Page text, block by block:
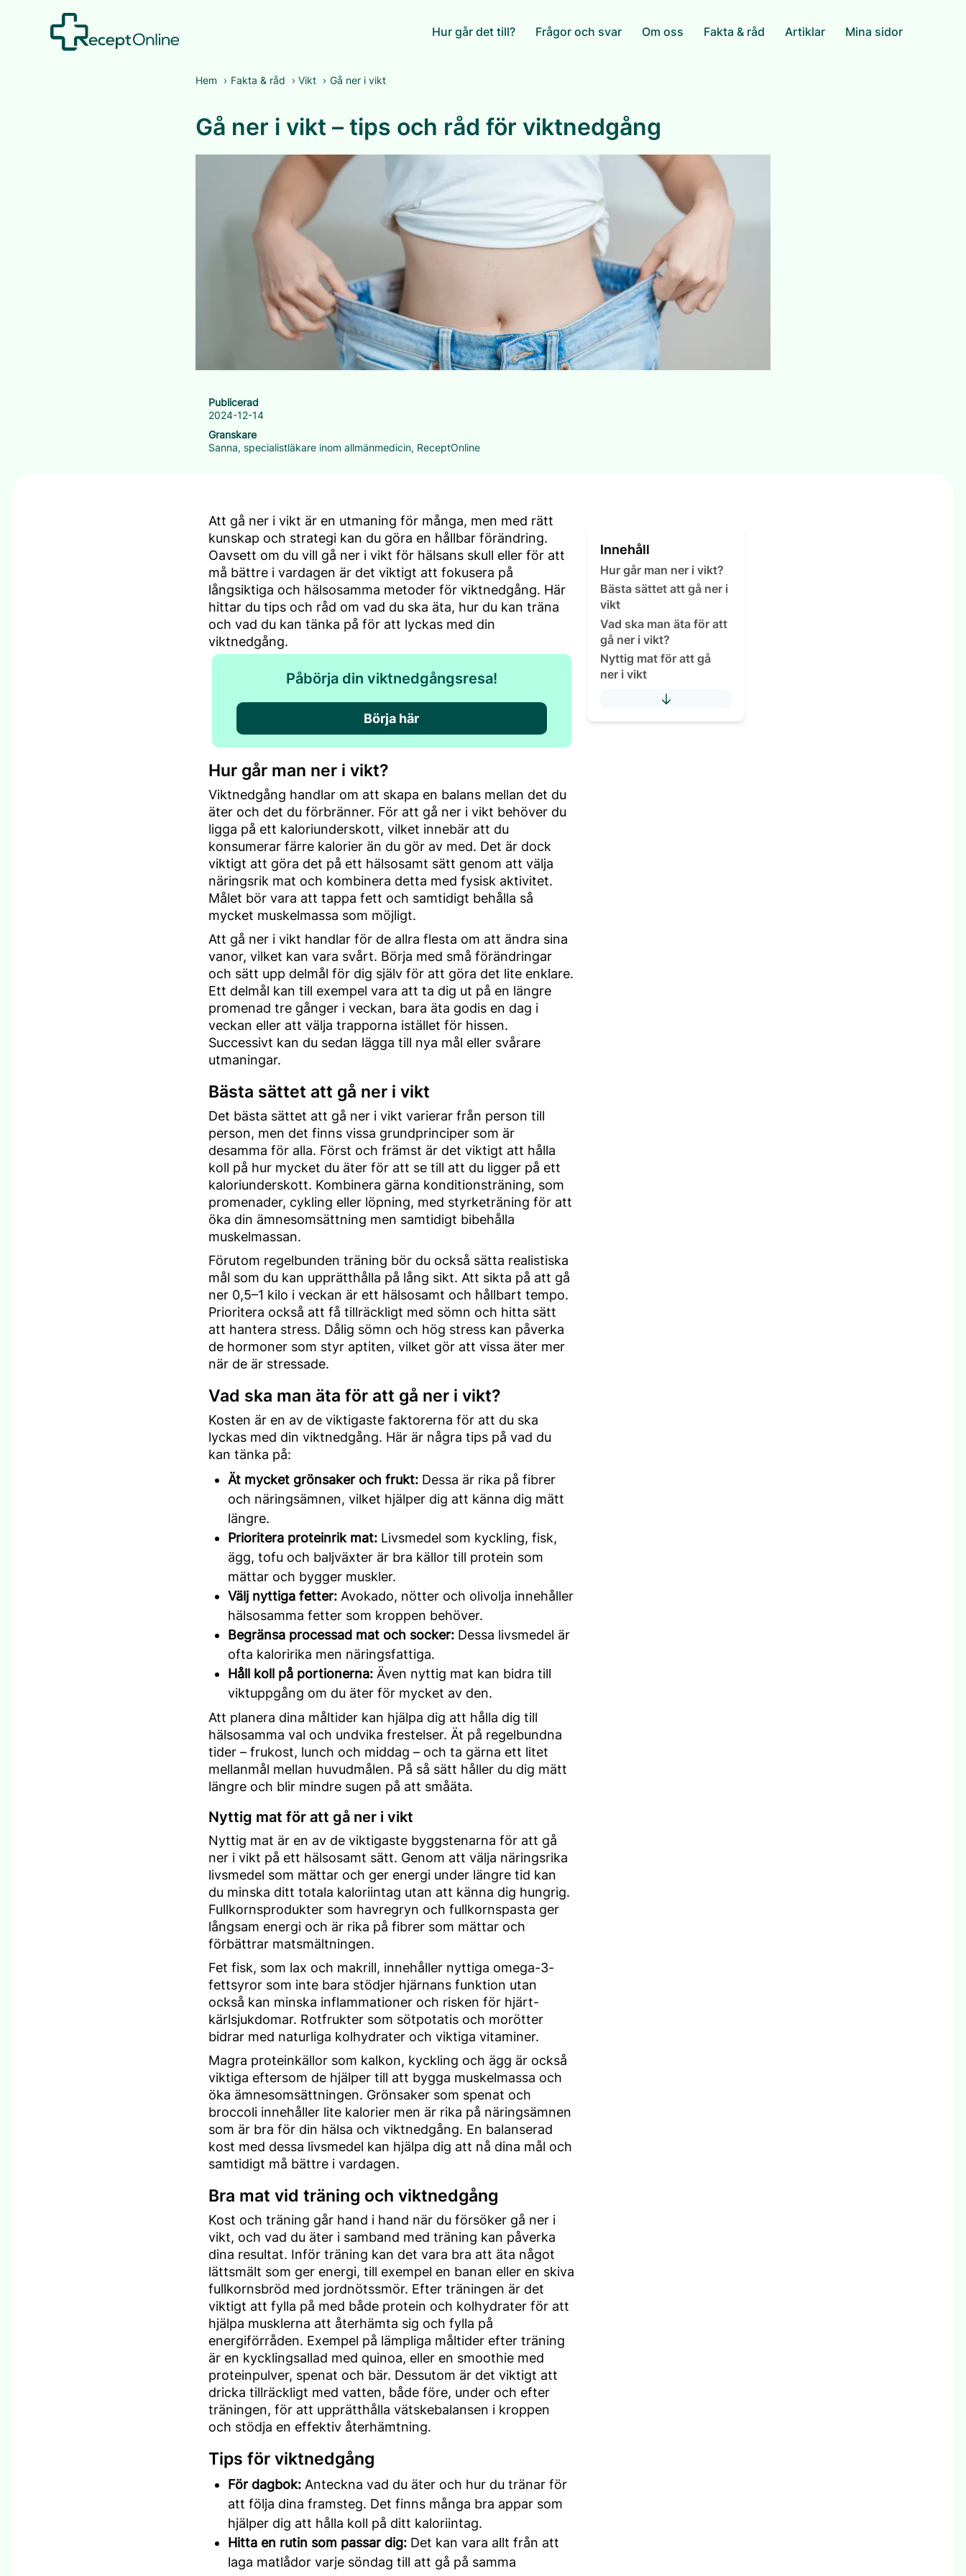
Hur går det till? Frågor och svar Om oss Fakta & råd Artiklar Mina sidor
Hem › Fakta & råd › Vikt › Gå ner i vikt
Gå ner i vikt – tips och råd för viktnedgång
Publicerad
2024-12-14
Granskare
Sanna, specialistläkare inom allmänmedicin, ReceptOnline
Innehåll
Hur går man ner i vikt?
Bästa sättet att gå ner i
vikt
Vad ska man äta för att
gå ner i vikt?
Nyttig mat för att gå
ner i vikt
Att gå ner i vikt är en utmaning för många, men med rätt
kunskap och strategi kan du göra en hållbar förändring.
Oavsett om du vill gå ner i vikt för hälsans skull eller för att
må bättre i vardagen är det viktigt att fokusera på
långsiktiga och hälsosamma metoder för viktnedgång. Här
hittar du tips och råd om vad du ska äta, hur du kan träna
och vad du kan tänka på för att lyckas med din
viktnedgång.
Påbörja din viktnedgångsresa!
Börja här
Hur går man ner i vikt?
Viktnedgång handlar om att skapa en balans mellan det du
äter och det du förbränner. För att gå ner i vikt behöver du
ligga på ett kaloriunderskott, vilket innebär att du
konsumerar färre kalorier än du gör av med. Det är dock
viktigt att göra det på ett hälsosamt sätt genom att välja
näringsrik mat och kombinera detta med fysisk aktivitet.
Målet bör vara att tappa fett och samtidigt behålla så
mycket muskelmassa som möjligt.
Att gå ner i vikt handlar för de allra flesta om att ändra sina
vanor, vilket kan vara svårt. Börja med små förändringar
och sätt upp delmål för dig själv för att göra det lite enklare.
Ett delmål kan till exempel vara att ta dig ut på en längre
promenad tre gånger i veckan, bara äta godis en dag i
veckan eller att välja trapporna istället för hissen.
Successivt kan du sedan lägga till nya mål eller svårare
utmaningar.
Bästa sättet att gå ner i vikt
Det bästa sättet att gå ner i vikt varierar från person till
person, men det finns vissa grundprinciper som är
desamma för alla. Först och främst är det viktigt att hålla
koll på hur mycket du äter för att se till att du ligger på ett
kaloriunderskott. Kombinera gärna konditionsträning, som
promenader, cykling eller löpning, med styrketräning för att
öka din ämnesomsättning men samtidigt bibehålla
muskelmassan.
Förutom regelbunden träning bör du också sätta realistiska
mål som du kan upprätthålla på lång sikt. Att sikta på att gå
ner 0,5–1 kilo i veckan är ett hälsosamt och hållbart tempo.
Prioritera också att få tillräckligt med sömn och hitta sätt
att hantera stress. Dålig sömn och hög stress kan påverka
de hormoner som styr aptiten, vilket gör att vissa äter mer
när de är stressade.
Vad ska man äta för att gå ner i vikt?
Kosten är en av de viktigaste faktorerna för att du ska
lyckas med din viktnedgång. Här är några tips på vad du
kan tänka på:
Ät mycket grönsaker och frukt: Dessa är rika på fibrer
och näringsämnen, vilket hjälper dig att känna dig mätt
längre.
Prioritera proteinrik mat: Livsmedel som kyckling, fisk,
ägg, tofu och baljväxter är bra källor till protein som
mättar och bygger muskler.
Välj nyttiga fetter: Avokado, nötter och olivolja innehåller
hälsosamma fetter som kroppen behöver.
Begränsa processad mat och socker: Dessa livsmedel är
ofta kaloririka men näringsfattiga.
Håll koll på portionerna: Även nyttig mat kan bidra till
viktuppgång om du äter för mycket av den.
Att planera dina måltider kan hjälpa dig att hålla dig till
hälsosamma val och undvika frestelser. Ät på regelbundna
tider – frukost, lunch och middag – och ta gärna ett litet
mellanmål mellan huvudmålen. På så sätt håller du dig mätt
längre och blir mindre sugen på att småäta.
Nyttig mat för att gå ner i vikt
Nyttig mat är en av de viktigaste byggstenarna för att gå
ner i vikt på ett hälsosamt sätt. Genom att välja näringsrika
livsmedel som mättar och ger energi under längre tid kan
du minska ditt totala kaloriintag utan att känna dig hungrig.
Fullkornsprodukter som havregryn och fullkornspasta ger
långsam energi och är rika på fibrer som mättar och
förbättrar matsmältningen.
Fet fisk, som lax och makrill, innehåller nyttiga omega-3-
fettsyror som inte bara stödjer hjärnans funktion utan
också kan minska inflammationer och risken för hjärt-
kärlsjukdomar. Rotfrukter som sötpotatis och morötter
bidrar med naturliga kolhydrater och viktiga vitaminer.
Magra proteinkällor som kalkon, kyckling och ägg är också
viktiga eftersom de hjälper till att bygga muskelmassa och
öka ämnesomsättningen. Grönsaker som spenat och
broccoli innehåller lite kalorier men är rika på näringsämnen
som är bra för din hälsa och viktnedgång. En balanserad
kost med dessa livsmedel kan hjälpa dig att nå dina mål och
samtidigt må bättre i vardagen.
Bra mat vid träning och viktnedgång
Kost och träning går hand i hand när du försöker gå ner i
vikt, och vad du äter i samband med träning kan påverka
dina resultat. Inför träning kan det vara bra att äta något
lättsmält som ger energi, till exempel en banan eller en skiva
fullkornsbröd med jordnötssmör. Efter träningen är det
viktigt att fylla på med både protein och kolhydrater för att
hjälpa musklerna att återhämta sig och fylla på
energiförråden. Exempel på lämpliga måltider efter träning
är en kycklingsallad med quinoa, eller en smoothie med
proteinpulver, spenat och bär. Dessutom är det viktigt att
dricka tillräckligt med vatten, både före, under och efter
träningen, för att upprätthålla vätskebalansen i kroppen
och stödja en effektiv återhämtning.
Tips för viktnedgång
För dagbok: Anteckna vad du äter och hur du tränar för
att följa dina framsteg. Det finns många bra appar som
hjälper dig att hålla koll på ditt kaloriintag.
Hitta en rutin som passar dig: Det kan vara allt från att
laga matlådor varje söndag till att gå på samma